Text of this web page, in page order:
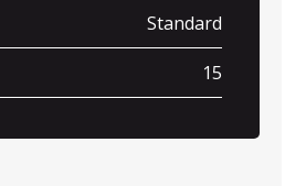
Standard
15